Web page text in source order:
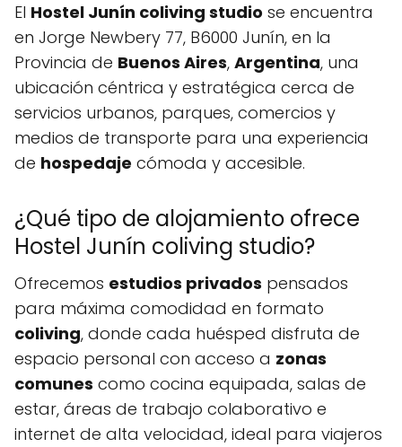
El Hostel Junín coliving studio se encuentra
en Jorge Newbery 77, B6000 Junín, en la
Provincia de Buenos Aires, Argentina, una
ubicación céntrica y estratégica cerca de
servicios urbanos, parques, comercios y
medios de transporte para una experiencia
de hospedaje cómoda y accesible.
¿Qué tipo de alojamiento ofrece
Hostel Junín coliving studio?
Ofrecemos estudios privados pensados
para máxima comodidad en formato
coliving, donde cada huésped disfruta de
espacio personal con acceso a zonas
comunes como cocina equipada, salas de
estar, áreas de trabajo colaborativo e
internet de alta velocidad, ideal para viajeros